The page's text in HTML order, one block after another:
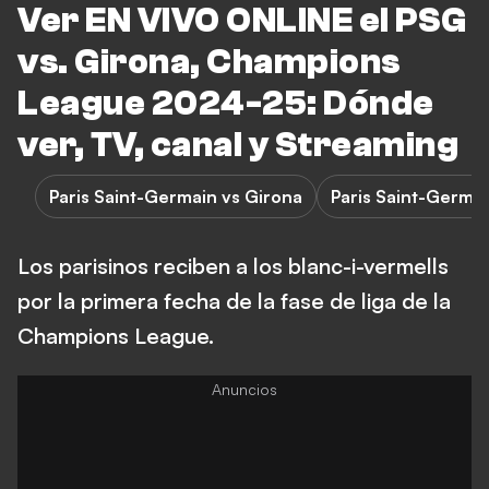
Ver EN VIVO ONLINE el PSG
vs. Girona, Champions
League 2024-25: Dónde
ver, TV, canal y Streaming
Paris Saint-Germain vs Girona Paris Saint-
Los parisinos reciben a los blanc-i-vermells
por la primera fecha de la fase de liga de la
Champions League.